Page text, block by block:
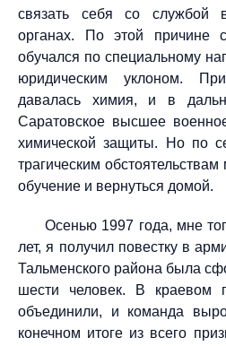
связать себя со службой
органах. По этой
обучался по специальному
юридическим уклоном.
давалась химия, и в
Саратовское высшее
химической защиты. Но по
трагическим
обучение и вернуться домой.
Осенью 1997 года, мне
лет, я получил повестку в
Тальменского района была
шести человек. В краевом
объединили, и команда
конечном итоге из всего